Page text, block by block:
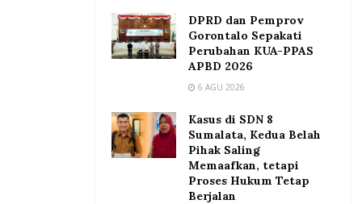
DPRD dan Pemprov
Gorontalo Sepakati
Perubahan KUA-PPAS
APBD 2026
6 AGU 2026
Kasus di SDN 8
Sumalata, Kedua Belah
Pihak Saling
Memaafkan, tetapi
Proses Hukum Tetap
Berjalan